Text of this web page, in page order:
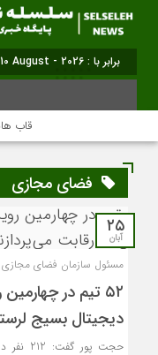
برابر با : Monday - 10 August - 2026
قاب
فضای مجازی
۲۵
آبان
مسئول سازمان فضای مجازی
۵۲ تیم در
دیجیتال بسیج